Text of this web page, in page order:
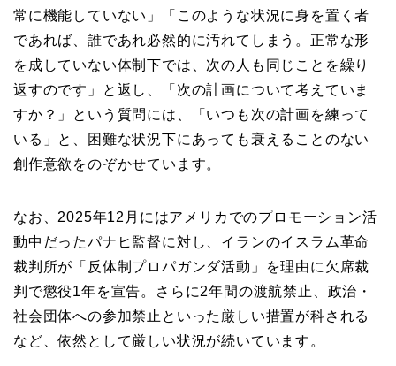
常に機能していない」「このような状況に身を置く者
であれば、誰であれ必然的に汚れてしまう。正常な形
を成していない体制下では、次の人も同じことを繰り
返すのです」と返し、「次の計画について考えていま
すか？」という質問には、「いつも次の計画を練って
いる」と、困難な状況下にあっても衰えることのない
創作意欲をのぞかせています。
なお、2025年12月にはアメリカでのプロモーション活
動中だったパナヒ監督に対し、イランのイスラム革命
裁判所が「反体制プロパガンダ活動」を理由に欠席裁
判で懲役1年を宣告。さらに2年間の渡航禁止、政治・
社会団体への参加禁止といった厳しい措置が科される
など、依然として厳しい状況が続いています。